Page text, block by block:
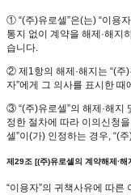
① “(주)유로셀”은(는) “이용
통지 없이 계약을 해제·해지
습니다.
② 제1항의 해제·해지는 “(주
자”에게 그 의사를 표시한 때
③ “(주)유로셀”의 해제·해지
정한 절차에 따라 이의신청
셀”이(가) 인정하는 경우, “(
제29조 [(주)유로셀의 계약해제·해
“이용자”의 귀책사유에 따른